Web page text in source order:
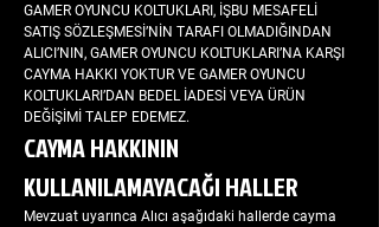
GAMER OYUNCU KOLTUKLARI, İŞBU MESAFELİ
SATIŞ SÖZLEŞMESİ’NİN TARAFI OLMADIĞINDAN
ALICI’NIN, GAMER OYUNCU KOLTUKLARI’NA KARŞI
CAYMA HAKKI YOKTUR VE GAMER OYUNCU
KOLTUKLARI’DAN BEDEL İADESİ VEYA ÜRÜN
DEĞİŞİMİ TALEP EDEMEZ.
CAYMA HAKKININ
KULLANILAMAYACAĞI HALLER
Mevzuat uyarınca Alıcı aşağıdaki hallerde cayma